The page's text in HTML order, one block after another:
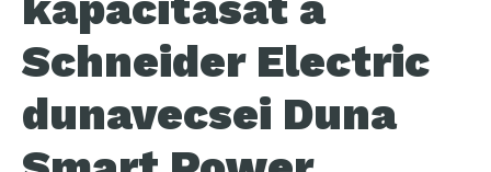
Schneider Electric
dunavecsei Duna